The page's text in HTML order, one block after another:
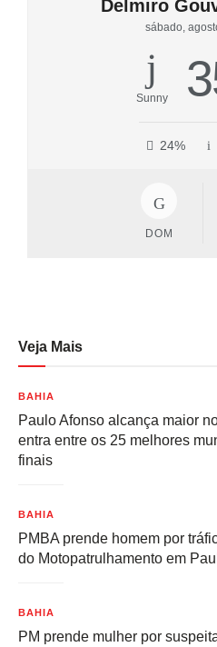
Delmiro
sábado,
Sunny
24%
DOM
Veja Mais
BAHIA
Paulo Afonso alcança maior
entra entre os 25 melhores
finais
BAHIA
PMBA prende homem por
do Motopatrulhamento em
BAHIA
PM prende mulher por